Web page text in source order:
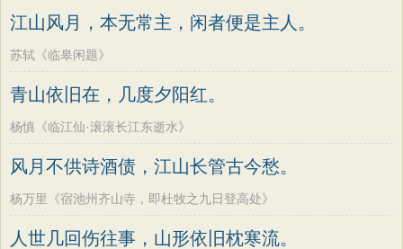
重阳节
韩非子 罗织经
菜根谭
淮南子
商君书 水浒传
格言联璧
围炉夜话
吕氏春秋
文心雕龙
醒世恒言
警世通言
幼学琼林
小窗幽记
三国演义
贞观政要
柳宗元
王安石 欧阳修
韦应物
周邦彦
杜荀鹤 吴文英
黄庭坚
司马迁 皇甫冉
卓文君
文天祥
刘辰翁
陈子昂
纳兰性德
江山风月，本无常主，闲者便是主人。
苏轼《临皋闲题》
青山依旧在，几度夕阳红。
杨慎《临江仙·滚滚长江东逝水》
风月不供诗酒债，江山长管古今愁。
杨万里《宿池州齐山寺，即杜牧之九日登高处》
人世几回伤往事，山形依旧枕寒流。